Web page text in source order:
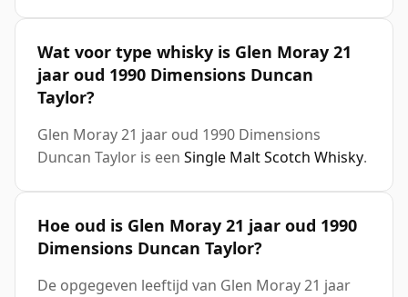
Wat voor type whisky is Glen Moray 21
jaar oud 1990 Dimensions Duncan
Taylor?
Glen Moray 21 jaar oud 1990 Dimensions
Duncan Taylor is een Single Malt Scotch Whisky.
Hoe oud is Glen Moray 21 jaar oud 1990
Dimensions Duncan Taylor?
De opgegeven leeftijd van Glen Moray 21 jaar